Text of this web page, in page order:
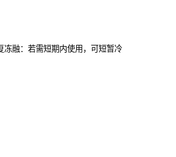
冻融：若需短期内使用，可短暂冷